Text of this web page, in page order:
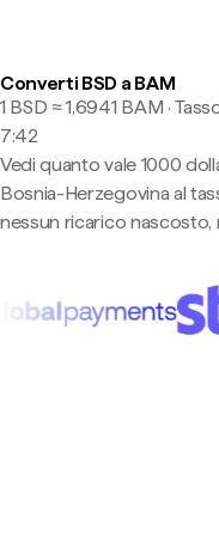
Converti BSD a BAM
1 BSD ≈ 1,6941 BAM ·
7:42
Vedi quanto vale 1000
Bosnia-Herzegovina al
nessun ricarico